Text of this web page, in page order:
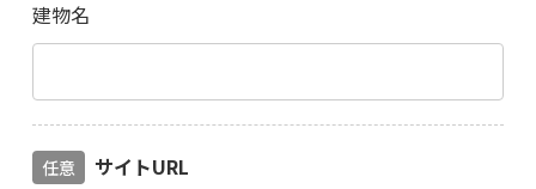
建物名
任意 サイトURL